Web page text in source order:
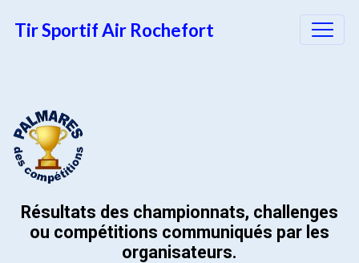
Tir Sportif Air Rochefort
Résultats des championnats, challenges
ou compétitions communiqués par les
organisateurs.